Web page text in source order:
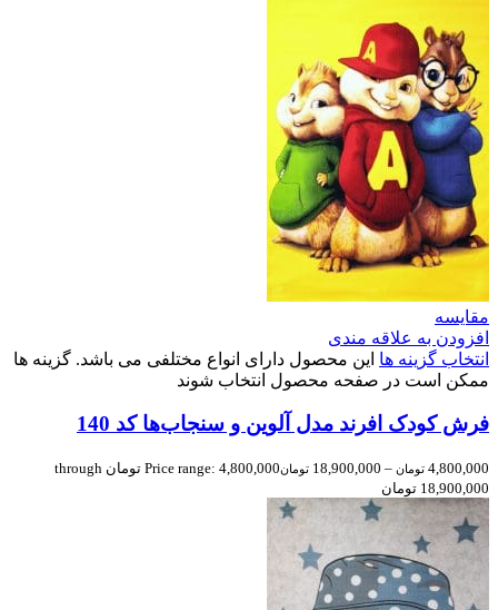
مقایسه
افزودن به علاقه مندی
انتخاب گزینه ها این محصول دارای انواع مختلفی می باشد. گزینه ها
ممکن است در صفحه محصول انتخاب شوند
فرش کودک افرند مدل آلوین و سنجاب‌ها کد 140
4,800,000 تومان –
18,900,000 تومان
Price range: 4,800,000 تومان through
18,900,000 تومان